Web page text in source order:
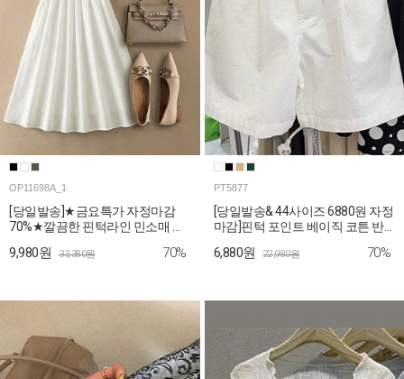
OP11698A_1
[당일발송]★금요특가 자정마감
70%★깔끔한 핀턱라인 민소매 롱
9,980원 33,380원 70%
PT5877
[당일발송& 44사이즈 6880원 자정
마감]핀턱 포인트 베이직 코튼 반
6,880원 22,980원 70%